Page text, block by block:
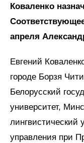
Коваленко
апреля
Евгений
городе Борзя
Белорусский
университет,
лингвистический
управления при